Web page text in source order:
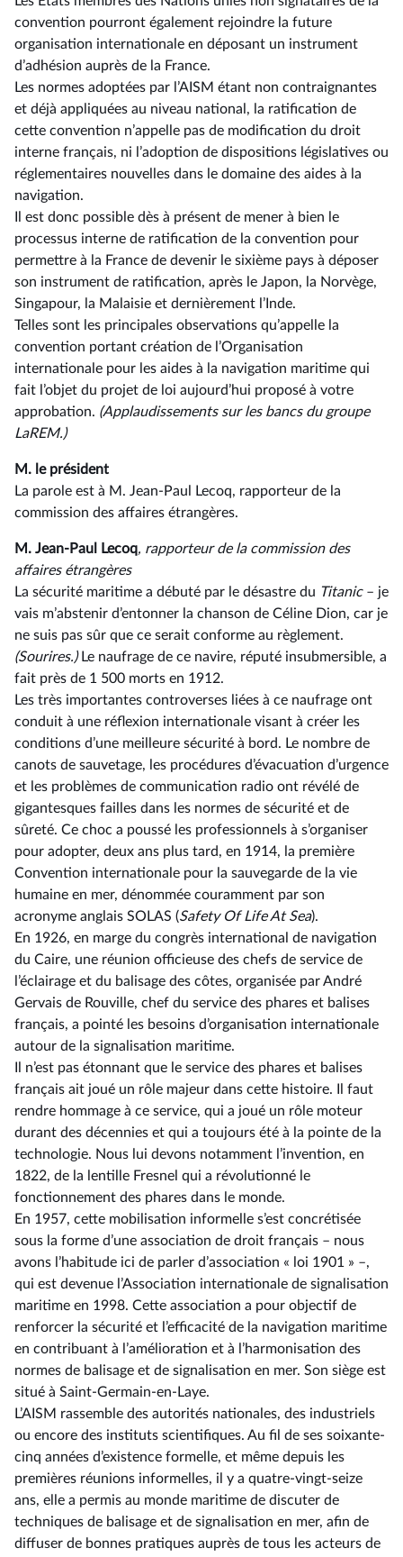
convention pourront également rejoindre la future
organisation internationale en déposant un instrument
d’adhésion auprès de la France.
Les normes adoptées par l’AISM étant non contraignantes
et déjà appliquées au niveau national, la ratification de
cette convention n’appelle pas de modification du droit
interne français, ni l’adoption de dispositions législatives ou
réglementaires nouvelles dans le domaine des aides à la
navigation.
Il est donc possible dès à présent de mener à bien le
processus interne de ratification de la convention pour
permettre à la France de devenir le sixième pays à déposer
son instrument de ratification, après le Japon, la Norvège,
Singapour, la Malaisie et dernièrement l’Inde.
Telles sont les principales observations qu’appelle la
convention portant création de l’Organisation
internationale pour les aides à la navigation maritime qui
fait l’objet du projet de loi aujourd’hui proposé à votre
approbation. (Applaudissements sur les bancs du groupe
LaREM.)
M. le président
La parole est à M. Jean-Paul Lecoq, rapporteur de la
commission des affaires étrangères.
M. Jean-Paul Lecoq, rapporteur de la commission des
affaires étrangères
La sécurité maritime a débuté par le désastre du Titanic –⁠ je
vais m’abstenir d’entonner la chanson de Céline Dion, car je
ne suis pas sûr que ce serait conforme au règlement.
(Sourires.) Le naufrage de ce navire, réputé insubmersible, a
fait près de 1 500 morts en 1912.
Les très importantes controverses liées à ce naufrage ont
conduit à une réflexion internationale visant à créer les
conditions d’une meilleure sécurité à bord. Le nombre de
canots de sauvetage, les procédures d’évacuation d’urgence
et les problèmes de communication radio ont révélé de
gigantesques failles dans les normes de sécurité et de
sûreté. Ce choc a poussé les professionnels à s’organiser
pour adopter, deux ans plus tard, en 1914, la première
Convention internationale pour la sauvegarde de la vie
humaine en mer, dénommée couramment par son
acronyme anglais SOLAS (Safety Of Life At Sea).
En 1926, en marge du congrès international de navigation
du Caire, une réunion officieuse des chefs de service de
l’éclairage et du balisage des côtes, organisée par André
Gervais de Rouville, chef du service des phares et balises
français, a pointé les besoins d’organisation internationale
autour de la signalisation maritime.
Il n’est pas étonnant que le service des phares et balises
français ait joué un rôle majeur dans cette histoire. Il faut
rendre hommage à ce service, qui a joué un rôle moteur
durant des décennies et qui a toujours été à la pointe de la
technologie. Nous lui devons notamment l’invention, en
1822, de la lentille Fresnel qui a révolutionné le
fonctionnement des phares dans le monde.
En 1957, cette mobilisation informelle s’est concrétisée
sous la forme d’une association de droit français –⁠ nous
avons l’habitude ici de parler d’association « loi 1901 » –,
qui est devenue l’Association internationale de signalisation
maritime en 1998. Cette association a pour objectif de
renforcer la sécurité et l’efficacité de la navigation maritime
en contribuant à l’amélioration et à l’harmonisation des
normes de balisage et de signalisation en mer. Son siège est
situé à Saint-Germain-en-Laye.
L’AISM rassemble des autorités nationales, des industriels
ou encore des instituts scientifiques. Au fil de ses soixante-
cinq années d’existence formelle, et même depuis les
premières réunions informelles, il y a quatre-vingt-seize
ans, elle a permis au monde maritime de discuter de
techniques de balisage et de signalisation en mer, afin de
diffuser de bonnes pratiques auprès de tous les acteurs de